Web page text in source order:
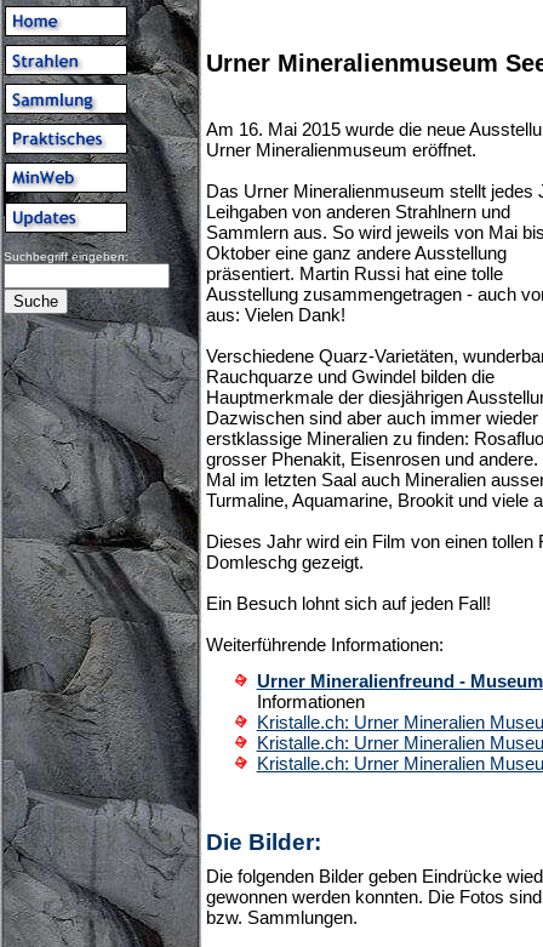
Suchbegriff eingeben:
Urner Mineralienmuseum
Am 16. Mai 2015 wurde die neue
Urner Mineralienmuseum eröffnet.
Das Urner Mineralienmuseum stellt jedes
Leihgaben von anderen Strahlnern und
Sammlern aus. So wird jeweils von Mai
Oktober eine ganz andere Ausstellung
präsentiert. Martin Russi hat eine tolle
Ausstellung zusammengetragen - auch
aus: Vielen Dank!
Verschiedene Quarz-Varietäten,
Rauchquarze und Gwindel bilden die
Hauptmerkmale der diesjährigen
Dazwischen sind aber auch immer wieder
erstklassige Mineralien zu finden:
grosser Phenakit, Eisenrosen und
Mal im letzten Saal auch Mineralien
Turmaline, Aquamarine, Brookit und viele
Dieses Jahr wird ein Film von einen tollen
Domleschg gezeigt.
Ein Besuch lohnt sich auf jeden Fall!
Weiterführende Informationen:
Urner Mineralienfreund - Museum
Informationen
Kristalle.ch: Urner Mineralien
Kristalle.ch: Urner Mineralien
Kristalle.ch: Urner Mineralien
Die Bilder:
Die folgenden Bilder geben Eindrücke
gewonnen werden konnten. Die Fotos
bzw. Sammlungen.